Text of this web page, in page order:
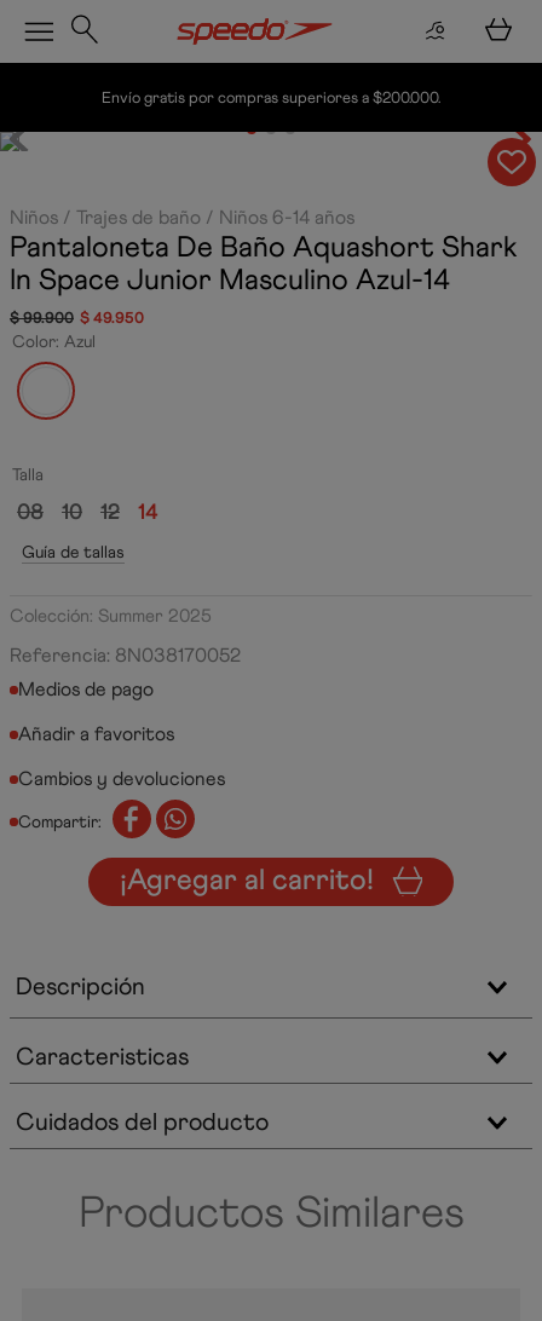
Envío gratis por compras superiores a $200.000.
Niños Trajes de baño Niños 6-14 años
Pantaloneta De Baño Aquashort Shark
In Space Junior Masculino Azul-14
$99.900 $ 49.950
Color: Azul
Talla
08 10 12 14
Guía de tallas
Colección: Summer 2025
Referencia: 8N038170052
Medios de pago
Cambios y devoluciones
Compartir:
¡Agregar al carrito!
Descripción
Caracteristicas
Cuidados del producto
Productos Similares